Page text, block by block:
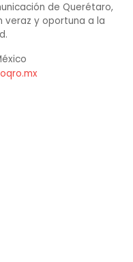
de Querétaro,
veraz y oportuna a la